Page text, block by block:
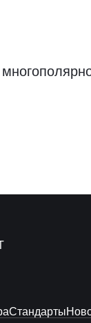
Стандарты